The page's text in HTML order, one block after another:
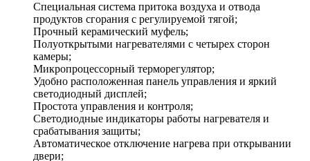
Специальная система притока воздуха и отвода
продуктов сгорания с регулируемой тягой;
Прочный керамический муфель;
Полуоткрытыми нагревателями с четырех сторон
камеры;
Микропроцессорный терморегулятор;
Удобно расположенная панель управления и яркий
светодиодный дисплей;
Простота управления и контроля;
Светодиодные индикаторы работы нагревателя и
срабатывания защиты;
Автоматическое отключение нагрева при открывании
двери;